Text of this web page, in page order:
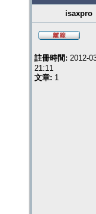
isaxpro
註冊時間: 2012-
21:11
文章: 1